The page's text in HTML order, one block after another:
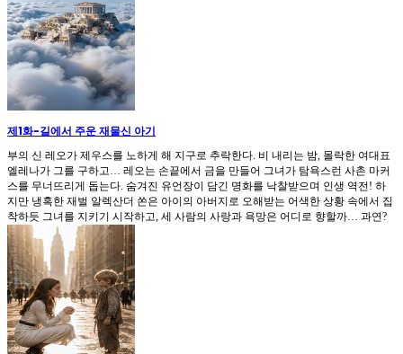
제1화-길에서 주운 재물신 아기
부의 신 레오가 제우스를 노하게 해 지구로 추락한다. 비 내리는 밤, 몰락한 여대표
엘레나가 그를 구하고… 레오는 손끝에서 금을 만들어 그녀가 탐욕스런 사촌 마커
스를 무너뜨리게 돕는다. 숨겨진 유언장이 담긴 명화를 낙찰받으며 인생 역전! 하
지만 냉혹한 재벌 알렉산더 쏜은 아이의 아버지로 오해받는 어색한 상황 속에서 집
착하듯 그녀를 지키기 시작하고, 세 사람의 사랑과 욕망은 어디로 향할까… 과연?